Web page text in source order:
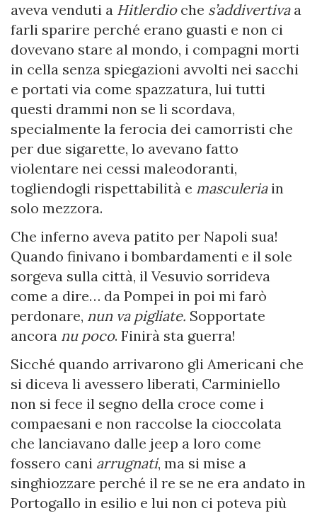
aveva venduti a Hitlerdioche s’addivertivaa
farli sparire perché erano guasti e non ci
dovevano stare al mondo, i compagni morti
in cella senza spiegazioni avvolti nei sacchi
e portati via come spazzatura, lui tutti
questi drammi non se li scordava,
specialmente la ferocia dei camorristi che
per due sigarette, lo avevano fatto
violentare nei cessi maleodoranti,
togliendogli rispettabilità e masculeriain
solo mezzora.
Che inferno aveva patito per Napoli sua!
Quando finivano i bombardamenti e il sole
sorgeva sulla città, il Vesuvio sorrideva
come a dire… da Pompei in poi mi farò
perdonare, nun va pigliate. Sopportate
ancora nu poco. Finirà sta guerra!
Sicché quando arrivarono gli Americani che
si diceva li avessero liberati, Carminiello
non si fece il segno della croce come i
compaesani e non raccolse la cioccolata
che lanciavano dalle jeep a loro come
fossero cani arrugnati, ma si mise a
singhiozzare perché il re se ne era andato in
Portogallo in esilio e lui non ci poteva più